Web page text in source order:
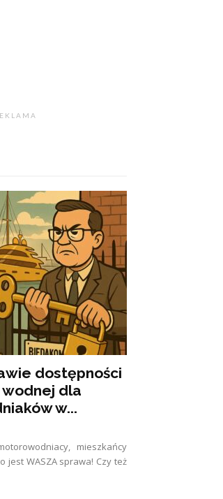
K L A M A
dostępności
dla
w...
mieszkańcy
WASZA sprawa! Czy też